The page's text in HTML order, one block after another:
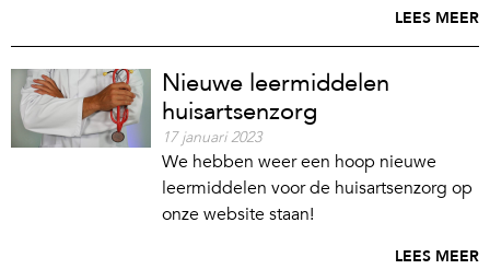
LEES MEER
Nieuwe leermiddelen
huisartsenzorg
17 januari 2023
We hebben weer een hoop nieuwe
leermiddelen voor de huisartsenzorg op
onze website staan!
LEES MEER